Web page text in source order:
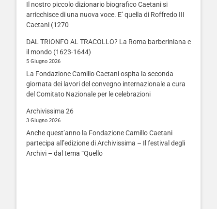
Il nostro piccolo dizionario biografico Caetani si
arricchisce di una nuova voce. E’ quella di Roffredo III
Caetani (1270
DAL TRIONFO AL TRACOLLO? La Roma barberiniana e
il mondo (1623-1644)
5 Giugno 2026
La Fondazione Camillo Caetani ospita la seconda
giornata dei lavori del convegno internazionale a cura
del Comitato Nazionale per le celebrazioni
Archivissima 26
3 Giugno 2026
Anche quest’anno la Fondazione Camillo Caetani
partecipa all’edizione di Archivissima – Il festival degli
Archivi – dal tema “Quello